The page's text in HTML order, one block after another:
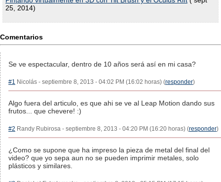
25, 2014)
Comentarios
Se ve espectacular, dentro de 10 años será así en mi casa?
#1 Nicolás - septiembre 8, 2013 - 04:02 PM (16:02 horas) (responder)
Algo fuera del articulo, es que ahi se ve al Leap Motion dando sus
frutos... que chevere! :)
#2 Randy Rubirosa - septiembre 8, 2013 - 04:20 PM (16:20 horas) (responder)
¿Como se supone que ha impreso la pieza de metal del final del
video? que yo sepa aun no se pueden imprimir metales, solo
plásticos y similares.